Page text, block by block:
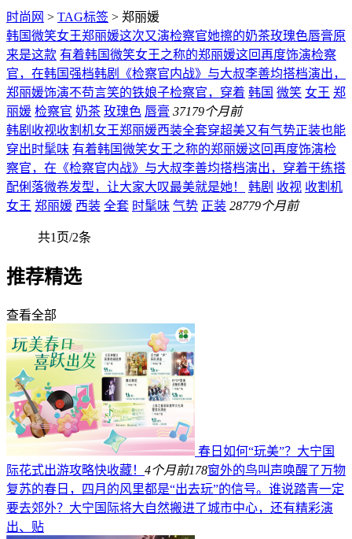
时尚网 > TAG标签 > 郑丽媛
韩国微笑女王郑丽媛这次又演检察官她擦的奶茶玫瑰色唇膏原
来是这款 有着韩国微笑女王之称的郑丽媛这回再度饰演检察
官，在韩国强档韩剧《检察官内战》与大叔李善均搭档演出，
郑丽媛饰演不苟言笑的铁娘子检察官，穿着 韩国 微笑 女王 郑
丽媛 检察官 奶茶 玫瑰色 唇膏 37179个月前
韩剧收视收割机女王郑丽媛西装全套穿超美又有气势正装也能
穿出时髦味 有着韩国微笑女王之称的郑丽媛这回再度饰演检
察官，在《检察官内战》与大叔李善均搭档演出，穿着干练搭
配俐落微卷发型，让大家大叹最美就是她！
韩剧 收视 收割机
女王 郑丽媛 西装 全套 时髦味 气势 正装 28779个月前
共1页/2条
推荐精选
查看全部
春日如何“玩美”？大宁国
际花式出游攻略快收藏！ 4个月前178窗外的鸟叫声唤醒了万物
复苏的春日，四月的风里都是“出去玩”的信号。谁说踏青一定
要去郊外？大宁国际将大自然搬进了城市中心，还有精彩演
出、贴